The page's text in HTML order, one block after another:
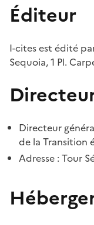
Éditeur
I-cites est édité
Sequoia, 1 Pl.
Directeur
de la Transition
Adresse : Tour